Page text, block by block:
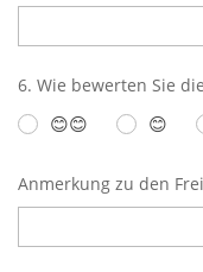
6. Wie bewerten Sie
😊😊 😊
Anmerkung zu den